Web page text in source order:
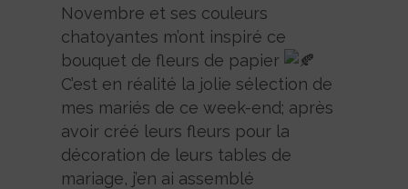
Novembre et ses couleurs
chatoyantes m’ont inspiré ce
bouquet de fleurs de papier
C’est en réalité la jolie sélection de
mes mariés de ce week-end; après
avoir créé leurs fleurs pour la
décoration de leurs tables de
mariage, j’en ai assemblé